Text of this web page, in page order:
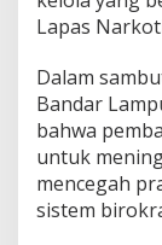
Lapas
Dalam
Bandar
bahwa
untuk
mencegah
sistem